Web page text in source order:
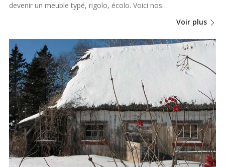
devenir un meuble typé, rigolo, écolo. Voici nos…
Voir plus